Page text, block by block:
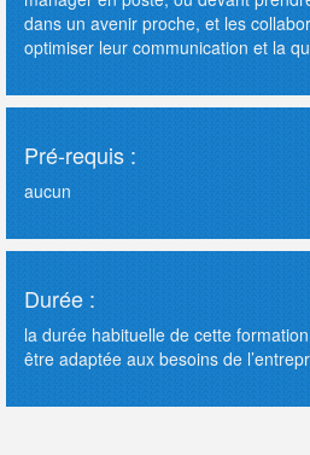
dans un avenir proche, et les
optimiser leur communication et la
Pré-requis :
aucun
Durée :
la durée habituelle de cette
être adaptée aux besoins de